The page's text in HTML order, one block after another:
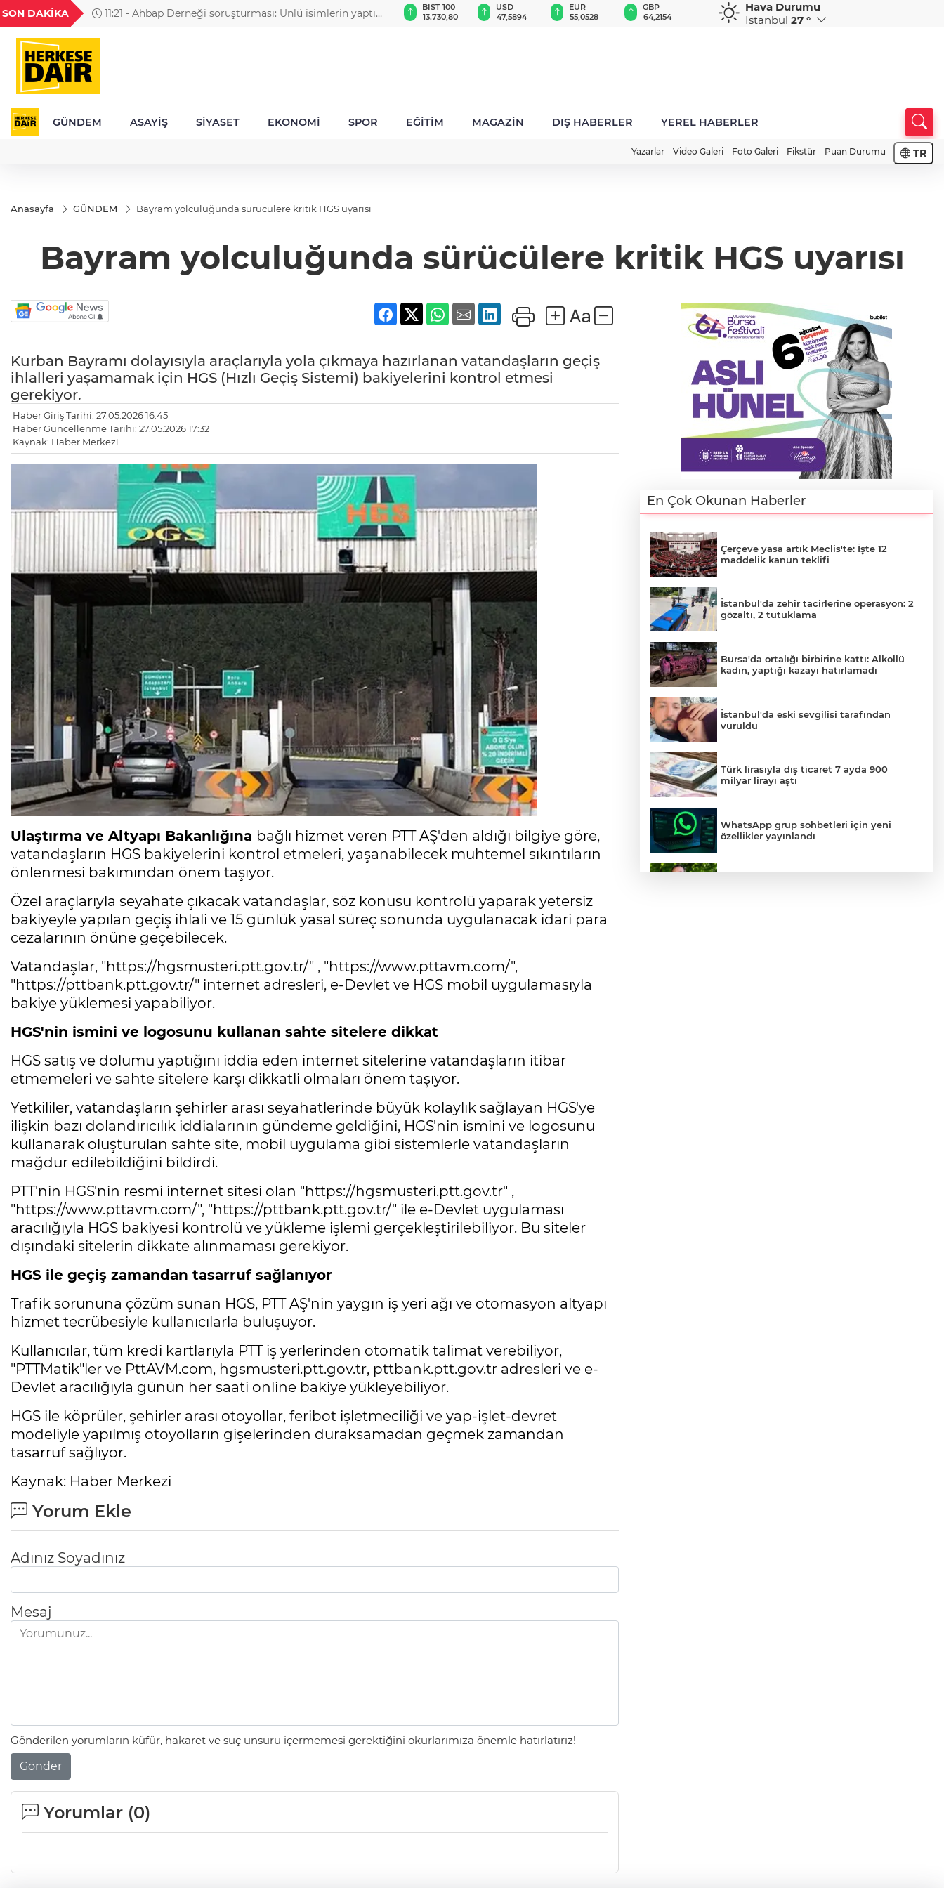
SON DAKİKA
11:21 - Ahbap Derneği soruşturması: Ünlü isimlerin yaptığı
18,1986
TND
16,2477
BGN
28,0626
VND
0,0018
6.539,22
BIST 100
13.730,80
USD
47,5894
EUR
55,0528
GBP
64,2154
CHF
58,8394
CAD
33,9536
Hava Durumu
İstanbul 27 °
GÜNDEM ASAYİŞ SİYASET EKONOMİ SPOR EĞİTİM MAGAZİN DIŞ HABERLER YEREL HABERLER
Yazarlar Video Galeri Foto Galeri Fikstür Puan Durumu TR
Anasayfa GÜNDEM Bayram yolculuğunda sürücülere kritik HGS uyarısı
Bayram yolculuğunda sürücülere kritik HGS uyarısı
Kurban Bayramı dolayısıyla araçlarıyla yola çıkmaya hazırlanan vatandaşların geçiş
ihlalleri yaşamamak için HGS (Hızlı Geçiş Sistemi) bakiyelerini kontrol etmesi
gerekiyor.
Haber Giriş Tarihi: 27.05.2026 16:45
Haber Güncellenme Tarihi: 27.05.2026 17:32
Kaynak: Haber Merkezi
Ulaştırma ve Altyapı Bakanlığına bağlı hizmet veren PTT AŞ'den aldığı bilgiye göre,
vatandaşların HGS bakiyelerini kontrol etmeleri, yaşanabilecek muhtemel sıkıntıların
önlenmesi bakımından önem taşıyor.
Özel araçlarıyla seyahate çıkacak vatandaşlar, söz konusu kontrolü yaparak yetersiz
bakiyeyle yapılan geçiş ihlali ve 15 günlük yasal süreç sonunda uygulanacak idari para
cezalarının önüne geçebilecek.
Vatandaşlar, "https://hgsmusteri.ptt.gov.tr/" , "https://www.pttavm.com/",
"https://pttbank.ptt.gov.tr/" internet adresleri, e-Devlet ve HGS mobil uygulamasıyla
bakiye yüklemesi yapabiliyor.
HGS'nin ismini ve logosunu kullanan sahte sitelere dikkat
HGS satış ve dolumu yaptığını iddia eden internet sitelerine vatandaşların itibar
etmemeleri ve sahte sitelere karşı dikkatli olmaları önem taşıyor.
Yetkililer, vatandaşların şehirler arası seyahatlerinde büyük kolaylık sağlayan HGS'ye
ilişkin bazı dolandırıcılık iddialarının gündeme geldiğini, HGS'nin ismini ve logosunu
kullanarak oluşturulan sahte site, mobil uygulama gibi sistemlerle vatandaşların
mağdur edilebildiğini bildirdi.
PTT'nin HGS'nin resmi internet sitesi olan "https://hgsmusteri.ptt.gov.tr" ,
"https://www.pttavm.com/", "https://pttbank.ptt.gov.tr/" ile e-Devlet uygulaması
aracılığıyla HGS bakiyesi kontrolü ve yükleme işlemi gerçekleştirilebiliyor. Bu siteler
dışındaki sitelerin dikkate alınmaması gerekiyor.
HGS ile geçiş zamandan tasarruf sağlanıyor
Trafik sorununa çözüm sunan HGS, PTT AŞ'nin yaygın iş yeri ağı ve otomasyon altyapı
hizmet tecrübesiyle kullanıcılarla buluşuyor.
Kullanıcılar, tüm kredi kartlarıyla PTT iş yerlerinden otomatik talimat verebiliyor,
"PTTMatik"ler ve PttAVM.com, hgsmusteri.ptt.gov.tr, pttbank.ptt.gov.tr adresleri ve e-
Devlet aracılığıyla günün her saati online bakiye yükleyebiliyor.
HGS ile köprüler, şehirler arası otoyollar, feribot işletmeciliği ve yap-işlet-devret
modeliyle yapılmış otoyolların gişelerinden duraksamadan geçmek zamandan
tasarruf sağlıyor.
Kaynak: Haber Merkezi
Yorum Ekle
Adınız Soyadınız
Mesaj
Gönderilen yorumların küfür, hakaret ve suç unsuru içermemesi gerektiğini okurlarımıza önemle hatırlatırız!
Gönder
Yorumlar (0)
En Çok Okunan Haberler
Çerçeve yasa artık Meclis'te: İşte 12
maddelik kanun teklifi
İstanbul'da zehir tacirlerine operasyon: 2
gözaltı, 2 tutuklama
Bursa'da ortalığı birbirine kattı: Alkollü
kadın, yaptığı kazayı hatırlamadı
İstanbul'da eski sevgilisi tarafından
vuruldu
Türk lirasıyla dış ticaret 7 ayda 900
milyar lirayı aştı
WhatsApp grup sohbetleri için yeni
özellikler yayınlandı